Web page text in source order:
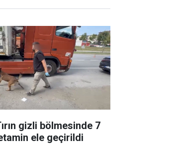
gizli bölmesinde 7
ele geçirildi